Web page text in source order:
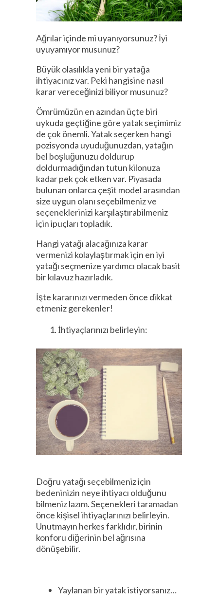
Ağrılar içinde mi uyanıyorsunuz? İyi
uyuyamıyor musunuz?
Büyük olasılıkla yeni bir yatağa
ihtiyacınız var. Peki hangisine nasıl
karar vereceğinizi biliyor musunuz?
Ömrümüzün en azından üçte biri
uykuda geçtiğine göre yatak seçimimiz
de çok önemli. Yatak seçerken hangi
pozisyonda uyuduğunuzdan, yatağın
bel boşluğunuzu doldurup
doldurmadığından tutun kilonuza
kadar pek çok etken var. Piyasada
bulunan onlarca çeşit model arasından
size uygun olanı seçebilmeniz ve
seçeneklerinizi karşılaştırabilmeniz
için ipuçları topladık.
Hangi yatağı alacağınıza karar
vermenizi kolaylaştırmak için en iyi
yatağı seçmenize yardımcı olacak basit
bir kılavuz hazırladık.
İşte kararınızı vermeden önce dikkat
etmeniz gerekenler!
İhtiyaçlarınızı belirleyin:
Doğru yatağı seçebilmeniz için
bedeninizin neye ihtiyacı olduğunu
bilmeniz lazım. Seçenekleri taramadan
önce kişisel ihtiyaçlarınızı belirleyin.
Unutmayın herkes farklıdır, birinin
konforu diğerinin bel ağrısına
dönüşebilir.
Yaylanan bir yatak istiyorsanız…